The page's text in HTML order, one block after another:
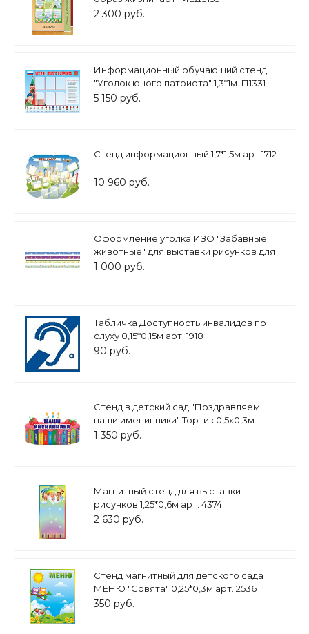
2 300 руб.
Информационный обучающий стенд
"Уголок юного патриота" 1,3*1м. П1331
5 150 руб.
Стенд информационный 1,7*1,5м арт 1712
10 960 руб.
Оформление уголка ИЗО "Забавные
животные" для выставки рисунков для
детского сада 4шт. 100*5 см арт.
1 000 руб.
Табличка Доступность инвалидов по
слуху 0,15*0,15м арт. 1918
90 руб.
Стенд в детский сад "Поздравляем
наши именинники" Тортик 0,5х0,3м.
арт.П1343
1 350 руб.
Магнитный стенд для выставки
рисунков 1,25*0,6м арт. 4374
2 630 руб.
Стенд магнитный для детского сада
МЕНЮ "Совята" 0,25*0,3м арт. 2536
350 руб.